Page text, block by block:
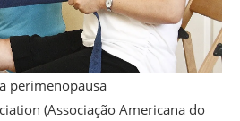
perimenopausa
(Associação Americana do